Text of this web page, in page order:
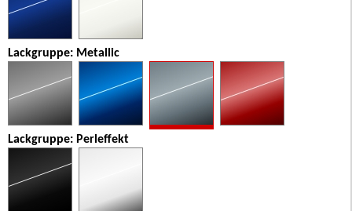
Lackgruppe: Metallic
Lackgruppe: Perleffekt